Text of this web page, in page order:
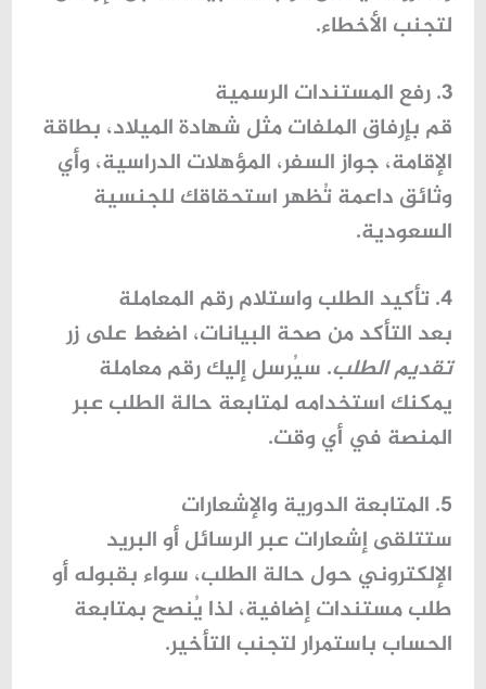
لتجنب الأخطاء.
3. رفع المستندات الرسمية
قم بإرفاق الملفات مثل شهادة الميلاد، بطاقة
الإقامة، جواز السفر، المؤهلات الدراسية، وأي
وثائق داعمة تُظهر استحقاقك للجنسية
السعودية.
4. تأكيد الطلب واستلام رقم المعاملة
بعد التأكد من صحة البيانات، اضغط على زر
تقديم الطلب. سيُرسل إليك رقم معاملة
يمكنك استخدامه لمتابعة حالة الطلب عبر
المنصة في أي وقت.
5. المتابعة الدورية والإشعارات
ستتلقى إشعارات عبر الرسائل أو البريد
الإلكتروني حول حالة الطلب، سواء بقبوله أو
طلب مستندات إضافية، لذا يُنصح بمتابعة
الحساب باستمرار لتجنب التأخير.